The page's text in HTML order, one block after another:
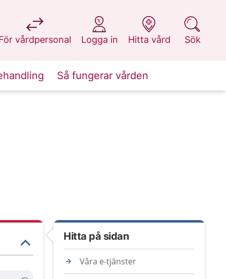
vårdpersonal
på 1177.se
Logga in
på 1177.se
Hitta vård
på 1177.se
Sök
på 1177.se
Så fungerar vården
Hitta på sidan
Våra e-tjänster